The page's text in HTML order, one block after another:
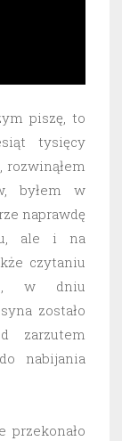
piszę, to
tysięcy
rozwinąłem
byłem w
naprawdę
ale i na
czytaniu
w dniu
zostało
zarzutem
nabijania
przekonało